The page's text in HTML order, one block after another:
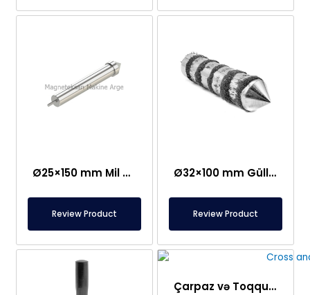
Ø25×150 mm Mil Bağlantılı Çubuq Maqnit – Güllə Tipli Başlıq
Review Product
Ø32×100 mm Güllə Tipli Neodim Çubuq Maqnit
Review Product
Çarpaz və Toqquşma Tipli Maqnit Şəbəkə Ayırıcısı – Fərdi Dizayn